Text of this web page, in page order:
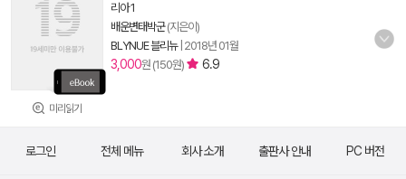
미리읽기
리아 1
배운변태박군(지은이)
BLYNUE 블리뉴| 2018년 01월
3,000원 (150원) 6.9
로그인 전체 메뉴 회사 소개 출판사 안내 PC 버전